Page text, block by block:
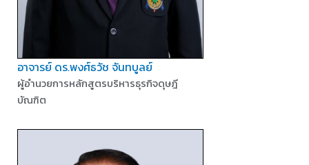
อาจารย์ ดร.พงศ์ธวัช จันทบูลย์
ผู้อำนวยการหลักสูตรบริหารธุรกิจดุษฎี
บัณฑิต